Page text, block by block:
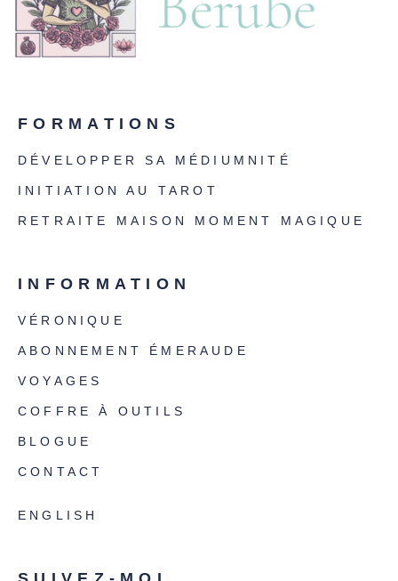
FORMATIONS
DÉVELOPPER SA MÉDIUMNITÉ
INITIATION AU TAROT
RETRAITE MAISON MOMENT MAGIQUE
INFORMATION
VÉRONIQUE
ABONNEMENT ÉMERAUDE
VOYAGES
COFFRE À OUTILS
BLOGUE
CONTACT
ENGLISH